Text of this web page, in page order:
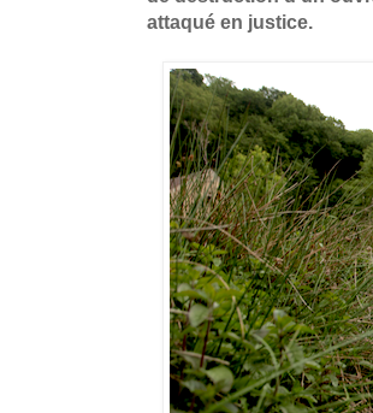
attaqué en justice.